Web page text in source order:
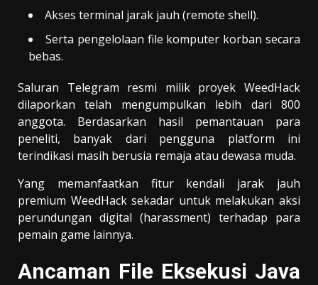
Akses terminal jarak jauh (remote shell).
Serta pengelolaan file komputer korban secara
bebas.
Saluran Telegram resmi milik proyek WeedHack
dilaporkan telah mengumpulkan lebih dari 800
anggota. Berdasarkan hasil pemantauan para
peneliti, banyak dari pengguna platform ini
terindikasi masih berusia remaja atau dewasa muda.
Yang memanfaatkan fitur kendali jarak jauh
premium WeedHack sekadar untuk melakukan aksi
perundungan digital (harassment) terhadap para
pemain game lainnya.
Ancaman File Eksekusi Java